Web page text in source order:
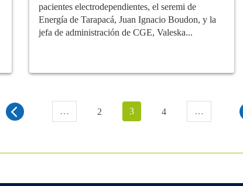
pacientes electrodependientes, el seremi de
Energía de Tarapacá, Juan Ignacio Boudon, y la
jefa de administración de CGE, Valeska...
… 2 3 4 …